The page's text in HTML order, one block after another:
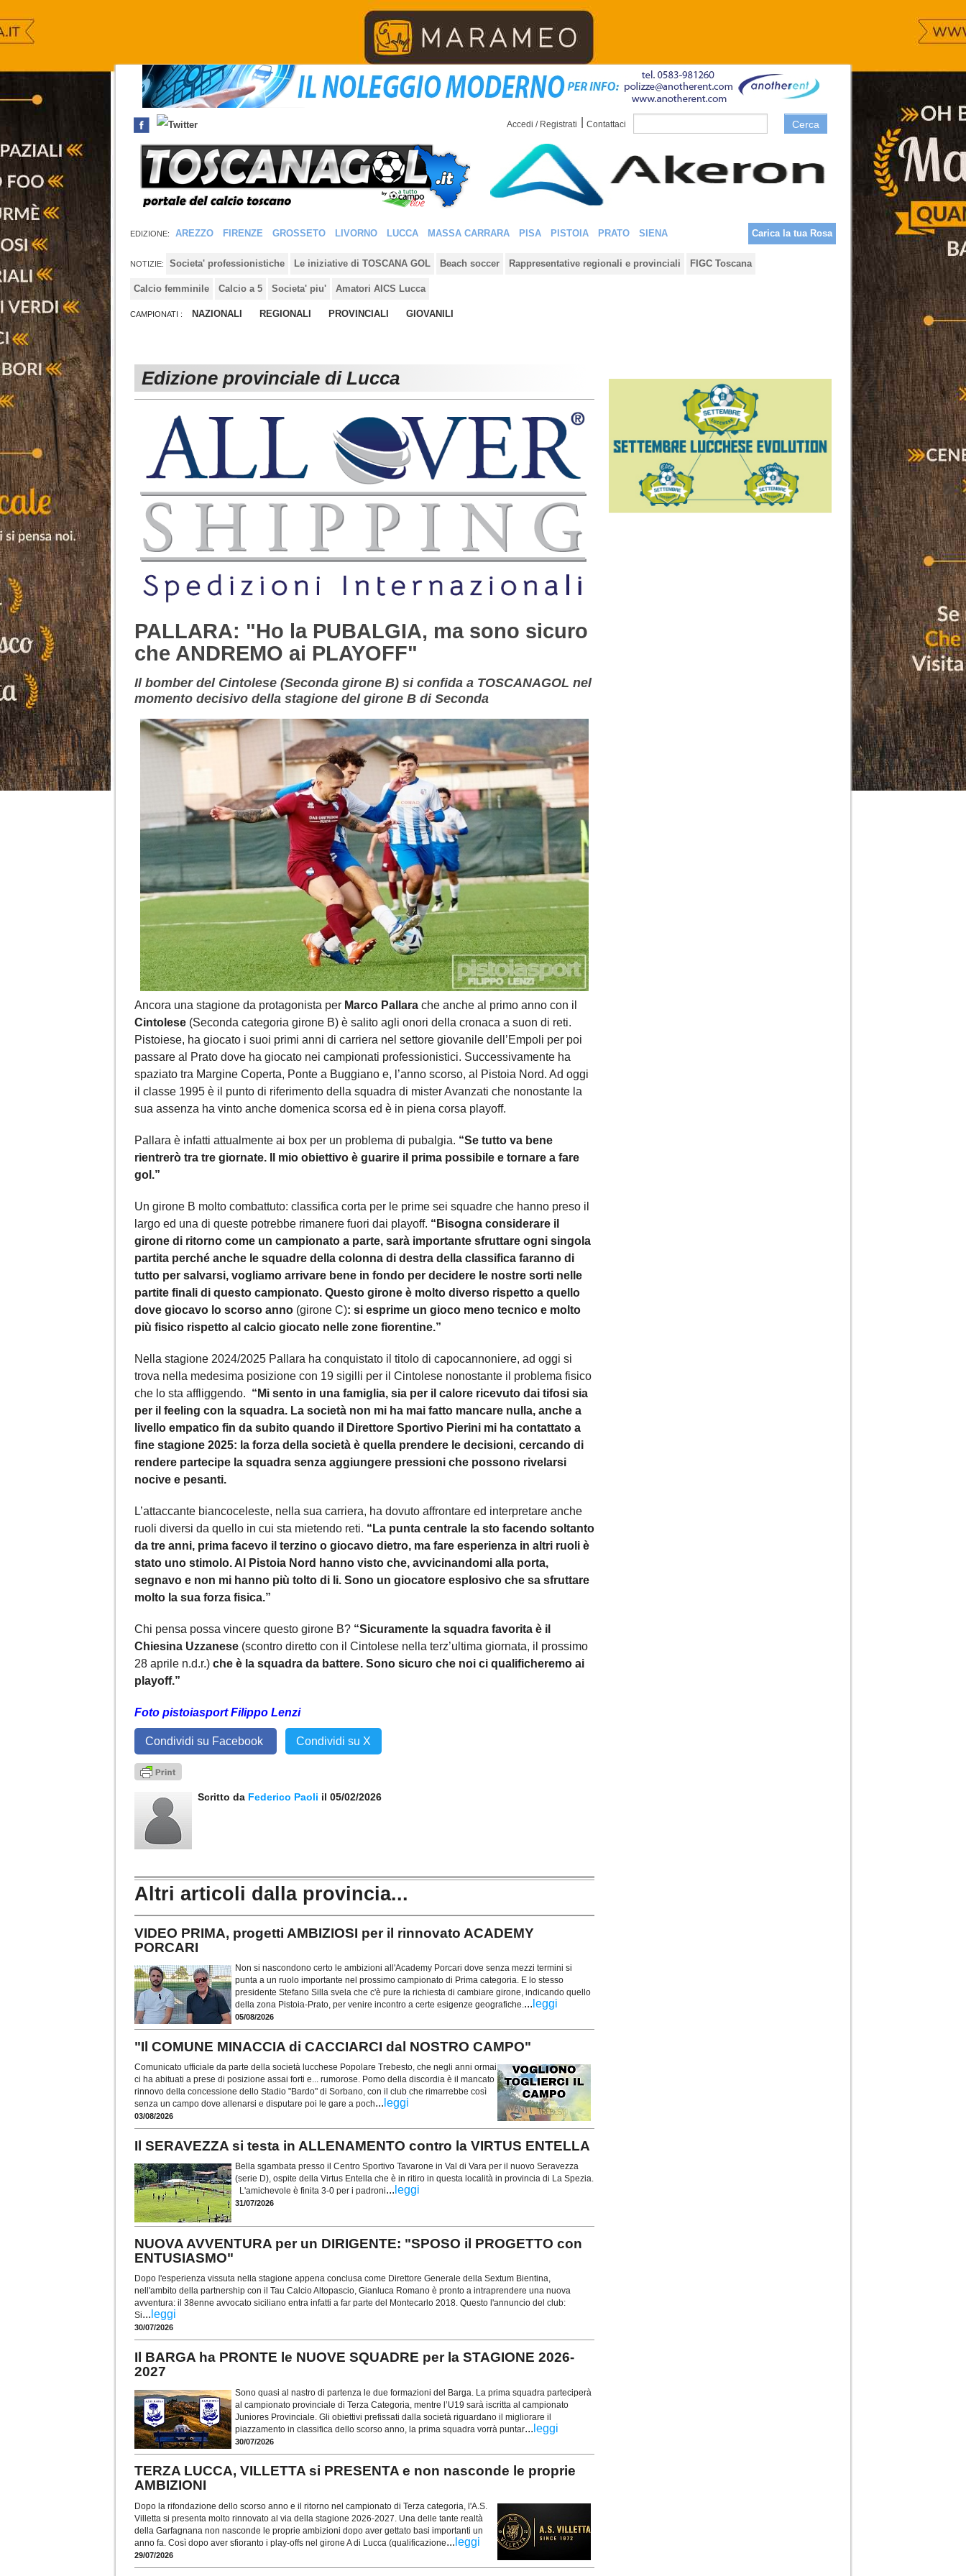
Accedi / Registrati Contattaci Cerca
EDIZIONE: AREZZO FIRENZE GROSSETO LIVORNO LUCCA MASSA CARRARA PISA PISTOIA PRATO SIENA Carica la tua Rosa
NOTIZIE: Societa' professionistiche Le iniziative di TOSCANA GOL Beach soccer Rappresentative regionali e provinciali FIGC Toscana
Calcio femminile Calcio a 5 Societa' piu' Amatori AICS Lucca
CAMPIONATI : NAZIONALI REGIONALI PROVINCIALI GIOVANILI
Edizione provinciale di Lucca
PALLARA: "Ho la PUBALGIA, ma sono sicuro
che ANDREMO ai PLAYOFF"
Il bomber del Cintolese (Seconda girone B) si confida a TOSCANAGOL nel
momento decisivo della stagione del girone B di Seconda
Ancora una stagione da protagonista per Marco Pallara che anche al primo anno con il
Cintolese (Seconda categoria girone B) è salito agli onori della cronaca a suon di reti.
Pistoiese, ha giocato i suoi primi anni di carriera nel settore giovanile dell’Empoli per poi
passare al Prato dove ha giocato nei campionati professionistici. Successivamente ha
spaziato tra Margine Coperta, Ponte a Buggiano e, l’anno scorso, al Pistoia Nord. Ad oggi
il classe 1995 è il punto di riferimento della squadra di mister Avanzati che nonostante la
sua assenza ha vinto anche domenica scorsa ed è in piena corsa playoff.
Pallara è infatti attualmente ai box per un problema di pubalgia. “Se tutto va bene
rientrerò tra tre giornate. Il mio obiettivo è guarire il prima possibile e tornare a fare
gol.”
Un girone B molto combattuto: classifica corta per le prime sei squadre che hanno preso il
largo ed una di queste potrebbe rimanere fuori dai playoff. “Bisogna considerare il
girone di ritorno come un campionato a parte, sarà importante sfruttare ogni singola
partita perché anche le squadre della colonna di destra della classifica faranno di
tutto per salvarsi, vogliamo arrivare bene in fondo per decidere le nostre sorti nelle
partite finali di questo campionato. Questo girone è molto diverso rispetto a quello
dove giocavo lo scorso anno (girone C): si esprime un gioco meno tecnico e molto
più fisico rispetto al calcio giocato nelle zone fiorentine.”
Nella stagione 2024/2025 Pallara ha conquistato il titolo di capocannoniere, ad oggi si
trova nella medesima posizione con 19 sigilli per il Cintolese nonostante il problema fisico
che lo sta affliggendo. “Mi sento in una famiglia, sia per il calore ricevuto dai tifosi sia
per il feeling con la squadra. La società non mi ha mai fatto mancare nulla, anche a
livello empatico fin da subito quando il Direttore Sportivo Pierini mi ha contattato a
fine stagione 2025: la forza della società è quella prendere le decisioni, cercando di
rendere partecipe la squadra senza aggiungere pressioni che possono rivelarsi
nocive e pesanti.
L’attaccante biancoceleste, nella sua carriera, ha dovuto affrontare ed interpretare anche
ruoli diversi da quello in cui sta mietendo reti. “La punta centrale la sto facendo soltanto
da tre anni, prima facevo il terzino o giocavo dietro, ma fare esperienza in altri ruoli è
stato uno stimolo. Al Pistoia Nord hanno visto che, avvicinandomi alla porta,
segnavo e non mi hanno più tolto di li. Sono un giocatore esplosivo che sa sfruttare
molto la sua forza fisica.”
Chi pensa possa vincere questo girone B? “Sicuramente la squadra favorita è il
Chiesina Uzzanese (scontro diretto con il Cintolese nella terz’ultima giornata, il prossimo
28 aprile n.d.r.) che è la squadra da battere. Sono sicuro che noi ci qualificheremo ai
playoff.”
Foto pistoiasport Filippo Lenzi
Condividi su Facebook Condividi su X
Scritto da Federico Paoli il 05/02/2026
Altri articoli dalla provincia...
VIDEO PRIMA, progetti AMBIZIOSI per il rinnovato ACADEMY
PORCARI
Non si nascondono certo le ambizioni all'Academy Porcari dove senza mezzi termini si
punta a un ruolo importante nel prossimo campionato di Prima categoria. E lo stesso
presidente Stefano Silla svela che c'è pure la richiesta di cambiare girone, indicando quello
della zona Pistoia-Prato, per venire incontro a certe esigenze geografiche.... leggi
05/08/2026
"Il COMUNE MINACCIA di CACCIARCI dal NOSTRO CAMPO"
Comunicato ufficiale da parte della società lucchese Popolare Trebesto, che negli anni ormai
ci ha abituati a prese di posizione assai forti e... rumorose. Pomo della discordia è il mancato
rinnovo della concessione dello Stadio "Bardo" di Sorbano, con il club che rimarrebbe così
senza un campo dove allenarsi e disputare poi le gare a poch... leggi
03/08/2026
Il SERAVEZZA si testa in ALLENAMENTO contro la VIRTUS ENTELLA
Bella sgambata presso il Centro Sportivo Tavarone in Val di Vara per il nuovo Seravezza
(serie D), ospite della Virtus Entella che è in ritiro in questa località in provincia di La Spezia.
L'amichevole è finita 3-0 per i padroni... leggi
31/07/2026
NUOVA AVVENTURA per un DIRIGENTE: "SPOSO il PROGETTO con
ENTUSIASMO"
Dopo l'esperienza vissuta nella stagione appena conclusa come Direttore Generale della Sextum Bientina,
nell'ambito della partnership con il Tau Calcio Altopascio, Gianluca Romano è pronto a intraprendere una nuova
avventura: il 38enne avvocato siciliano entra infatti a far parte del Montecarlo 2018. Questo l'annuncio del club:
Si... leggi
30/07/2026
Il BARGA ha PRONTE le NUOVE SQUADRE per la STAGIONE 2026-
2027
Sono quasi al nastro di partenza le due formazioni del Barga. La prima squadra parteciperà
al campionato provinciale di Terza Categoria, mentre l’U19 sarà iscritta al campionato
Juniores Provinciale. Gli obiettivi prefissati dalla società riguardano il migliorare il
piazzamento in classifica dello scorso anno, la prima squadra vorrà puntar... leggi
30/07/2026
TERZA LUCCA, VILLETTA si PRESENTA e non nasconde le proprie
AMBIZIONI
Dopo la rifondazione dello scorso anno e il ritorno nel campionato di Terza categoria, l'A.S.
Villetta si presenta molto rinnovato al via della stagione 2026-2027. Una delle tante realtà
della Garfagnana non nasconde le proprie ambizioni dopo aver gettato basi importanti un
anno fa. Così dopo aver sfioranto i play-offs nel girone A di Lucca (qualificazione... leggi
29/07/2026